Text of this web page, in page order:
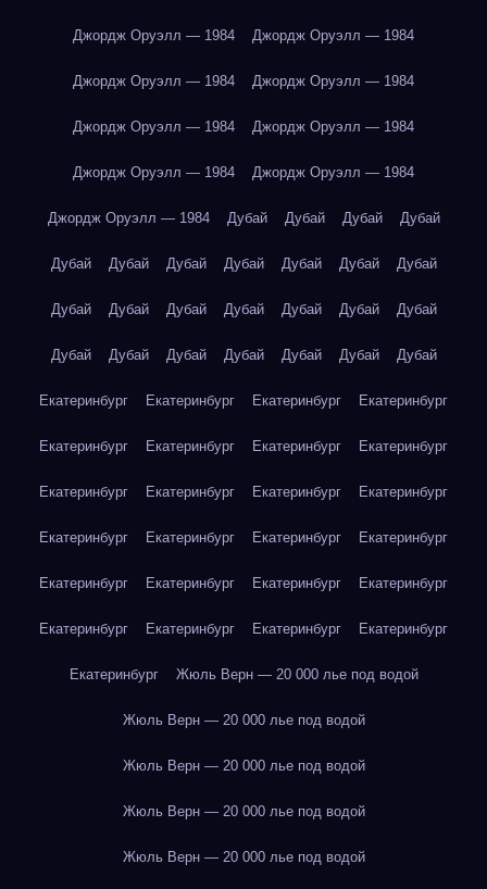
Джордж Оруэлл — 1984 Джордж Оруэлл — 1984
Джордж Оруэлл — 1984 Джордж Оруэлл — 1984
Джордж Оруэлл — 1984 Джордж Оруэлл — 1984
Джордж Оруэлл — 1984 Джордж Оруэлл — 1984
Джордж Оруэлл — 1984 Дубай Дубай Дубай Дубай
Дубай Дубай Дубай Дубай Дубай Дубай Дубай
Дубай Дубай Дубай Дубай Дубай Дубай Дубай
Дубай Дубай Дубай Дубай Дубай Дубай Дубай
Екатеринбург Екатеринбург Екатеринбург Екатеринбург
Екатеринбург Екатеринбург Екатеринбург Екатеринбург
Екатеринбург Екатеринбург Екатеринбург Екатеринбург
Екатеринбург Екатеринбург Екатеринбург Екатеринбург
Екатеринбург Екатеринбург Екатеринбург Екатеринбург
Екатеринбург Екатеринбург Екатеринбург Екатеринбург
Екатеринбург Жюль Верн — 20 000 лье под водой
Жюль Верн — 20 000 лье под водой
Жюль Верн — 20 000 лье под водой
Жюль Верн — 20 000 лье под водой
Жюль Верн — 20 000 лье под водой